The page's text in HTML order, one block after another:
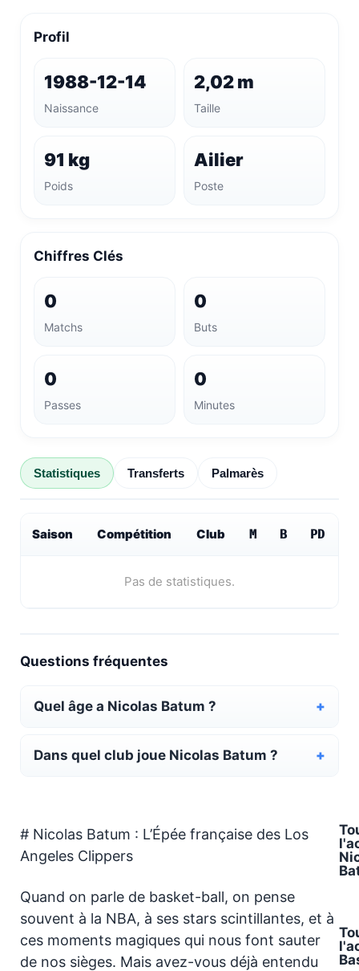
Profil
1988-12-14
Naissance
2,02 m
Taille
91 kg
Poids
Ailier
Poste
Chiffres Clés
0
Matchs
0
Buts
0
Passes
0
Minutes
Statistiques Transferts Palmarès
Saison Compétition Club M B PD
Pas de statistiques.
Questions fréquentes
Quel âge a Nicolas Batum ?
Dans quel club joue Nicolas Batum ?
# Nicolas Batum : L’Épée française des Los
Angeles Clippers
Quand on parle de basket-ball, on pense
souvent à la NBA, à ses stars scintillantes, et à
ces moments magiques qui nous font sauter
de nos sièges. Mais avez-vous déjà entendu